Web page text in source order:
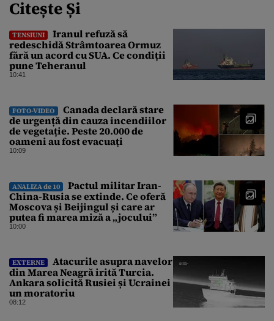
Citește Și
TENSIUNI
Iranul refuză să
redeschidă Strâmtoarea Ormuz
fără un acord cu SUA. Ce condiții
pune Teheranul
10:41
FOTO-VIDEO
Canada declară stare
de urgență din cauza incendiilor
de vegetație. Peste 20.000 de
oameni au fost evacuați
10:09
ANALIZA de 10
Pactul militar Iran-
China-Rusia se extinde. Ce oferă
Moscova și Beijingul și care ar
putea fi marea miză a „jocului”
10:00
EXTERNE
Atacurile asupra navelor
din Marea Neagră irită Turcia.
Ankara solicită Rusiei și Ucrainei
un moratoriu
08:12